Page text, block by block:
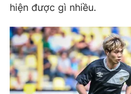
Photo
Video
VTV Money
hiện được gì nhiều.